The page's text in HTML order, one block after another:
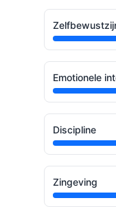
Emotionele
Discipline
Zingeving